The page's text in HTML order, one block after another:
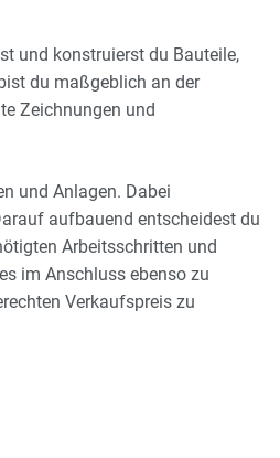
und konstruierst du Bauteile,
du maßgeblich an der
Zeichnungen und
und Anlagen. Dabei
aufbauend entscheidest du
Arbeitsschritten und
im Anschluss ebenso zu
Verkaufspreis zu